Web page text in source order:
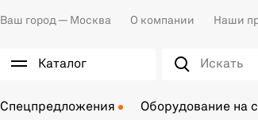
Ваш город — Москва О компании Наши
Каталог
Спецпредложения Оборудование на